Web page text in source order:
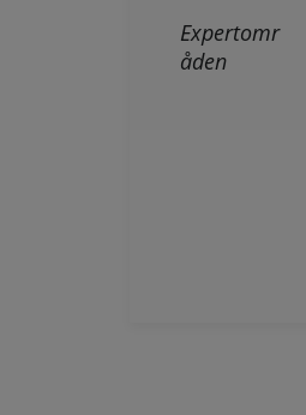
Expertomr
åden